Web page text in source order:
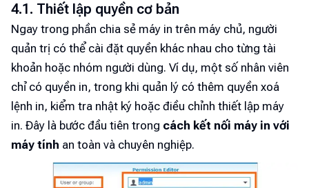
4.1. Thiết lập quyền cơ bản
Ngay trong phần chia sẻ máy in trên máy chủ, người
quản trị có thể cài đặt quyền khác nhau cho từng tài
khoản hoặc nhóm người dùng. Ví dụ, một số nhân viên
chỉ có quyền in, trong khi quản lý có thêm quyền xoá
lệnh in, kiểm tra nhật ký hoặc điều chỉnh thiết lập máy
in. Đây là bước đầu tiên trong cách kết nối máy in với
máy tính an toàn và chuyên nghiệp.